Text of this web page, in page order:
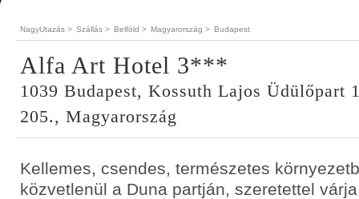
NagyUtazás > Szállás > Belföld > Magyarország > Budapest
Alfa Art Hotel 3***
1039 Budapest, Kossuth Lajos Üdülőpart
205., Magyarország
Kellemes, csendes, természetes
közvetlenül a Duna partján, szeretettel